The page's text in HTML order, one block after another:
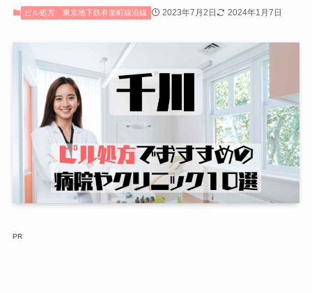
ピル処方 東京地下鉄有楽町線沿線 2023年7月2日 2024年1月7日
PR